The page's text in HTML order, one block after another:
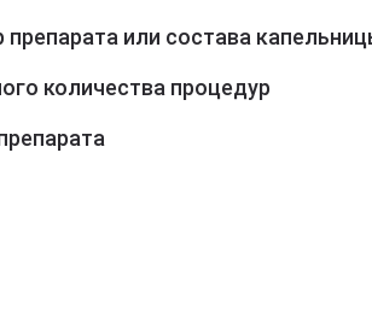
или состава
количества процедур